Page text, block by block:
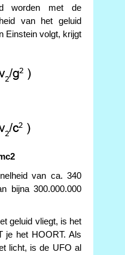
worden met de
van het geluid
Einstein volgt, krijgt
van ca. 340
bijna 300.000.000
geluid vliegt, is het
je het HOORT. Als
licht, is de UFO al